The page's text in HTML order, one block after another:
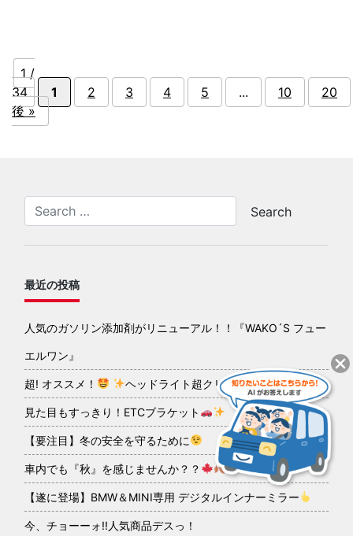
1 /
34
1 2 3 4 5 ... 10
20
後 »
最近の投稿
人気のガソリン添加剤がリニューアル！！『WAKO´S フュー
エルワン』
超! オススメ！ ヘッドライト超クリアコーティング
見た目もすっきり！ETCブラケット
【要注目】冬の安全を守るために
車内でも『秋』を感じませんか？？
【遂に登場】BMW＆MINI専用 デジタルインナーミラー
今、チョーーォ!!人気商品デスっ！